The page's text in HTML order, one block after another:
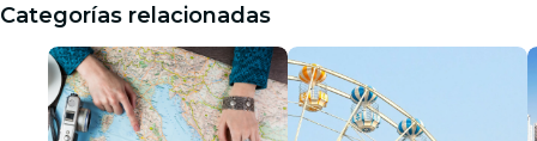
Categorías relacionadasImage 1
Image 2
Image 3
Image 4
Image 5